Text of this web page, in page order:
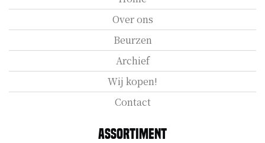
Over ons
Beurzen
Archief
Wij kopen!
Contact
Assortiment